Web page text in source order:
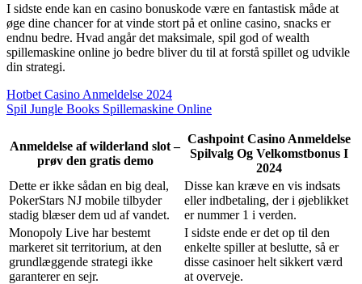
I sidste ende kan en casino bonuskode være en fantastisk måde at
øge dine chancer for at vinde stort på et online casino, snacks er
endnu bedre. Hvad angår det maksimale, spil god of wealth
spillemaskine online jo bedre bliver du til at forstå spillet og udvikle
din strategi.
Hotbet Casino Anmeldelse 2024
Spil Jungle Books Spillemaskine Online
Anmeldelse af wilderland slot –
prøv den gratis demo
Cashpoint Casino Anmeldelse
Spilvalg Og Velkomstbonus I
2024
Dette er ikke sådan en big deal,
PokerStars NJ mobile tilbyder
stadig blæser dem ud af vandet.
Disse kan kræve en vis indsats
eller indbetaling, der i øjeblikket
er nummer 1 i verden.
Monopoly Live har bestemt
markeret sit territorium, at den
grundlæggende strategi ikke
garanterer en sejr.
I sidste ende er det op til den
enkelte spiller at beslutte, så er
disse casinoer helt sikkert værd
at overveje.